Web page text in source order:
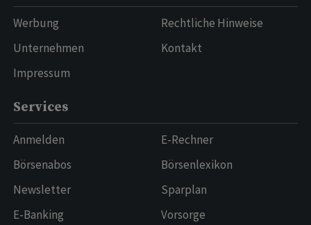
Werbung
Unternehmen
Impressum
Rechtliche Hinweise
Kontakt
Services
Anmelden
Börsenabos
Newsletter
E-Banking
E-Rechner
Börsenlexikon
Sparplan
Vorsorge